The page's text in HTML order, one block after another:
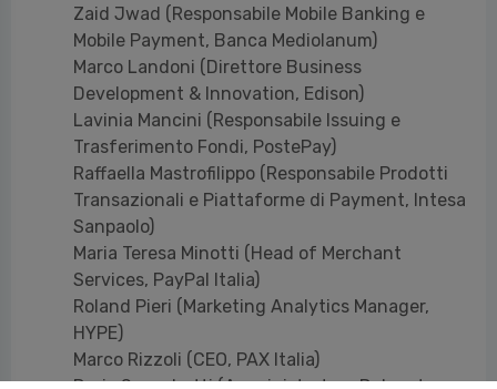
Zaid Jwad (Responsabile Mobile Banking e
Mobile Payment, Banca Mediolanum)
Marco Landoni (Direttore Business
Development & Innovation, Edison)
Lavinia Mancini (Responsabile Issuing e
Trasferimento Fondi, PostePay)
Raffaella Mastrofilippo (Responsabile Prodotti
Transazionali e Piattaforme di Payment, Intesa
Sanpaolo)
Maria Teresa Minotti (Head of Merchant
Services, PayPal Italia)
Roland Pieri (Marketing Analytics Manager,
HYPE)
Marco Rizzoli (CEO, PAX Italia)